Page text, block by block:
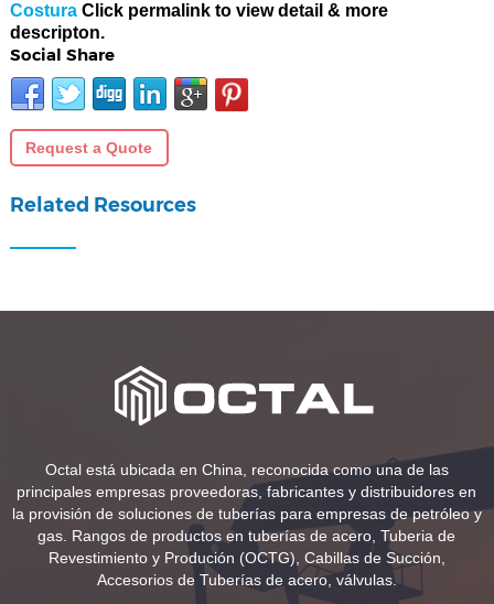
Costura Click permalink to view detail & more
descripton.
Social Share
Request a Quote
Related Resources
Octal está ubicada en China, reconocida como una de las
principales empresas proveedoras, fabricantes y distribuidores en
la provisión de soluciones de tuberías para empresas de petróleo y
gas. Rangos de productos en tuberías de acero, Tuberia de
Revestimiento y Produción (OCTG), Cabillas de Succión,
Accesorios de Tuberías de acero, válvulas.